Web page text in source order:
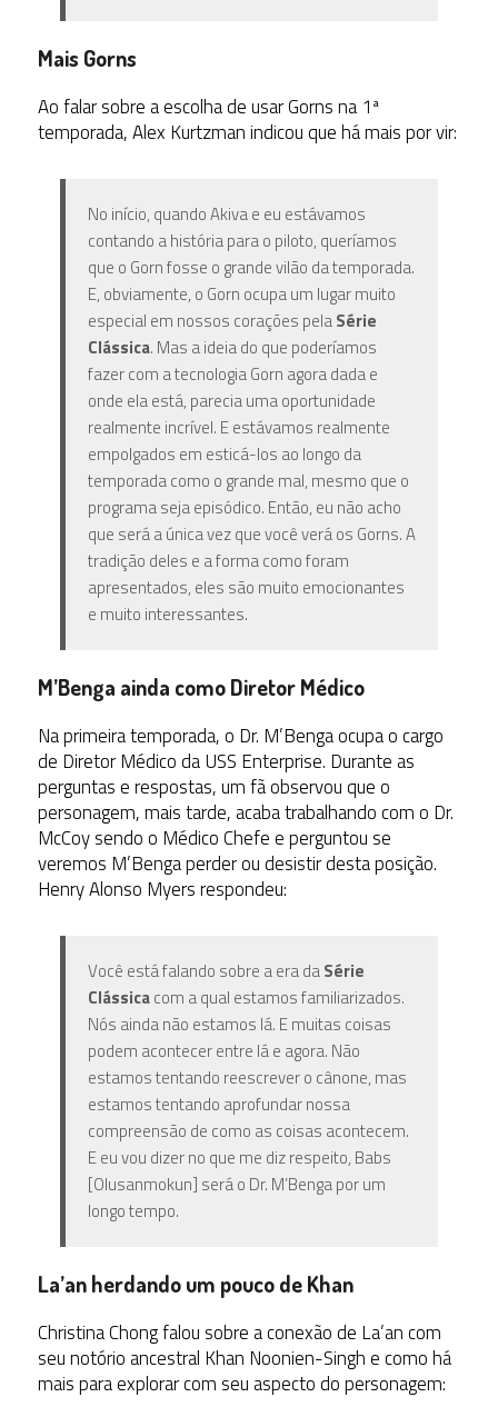
Mais Gorns
Ao falar sobre a escolha de usar Gorns na 1ª
temporada, Alex Kurtzman indicou que há mais por vir:
No início, quando Akiva e eu estávamos
contando a história para o piloto, queríamos
que o Gorn fosse o grande vilão da temporada.
E, obviamente, o Gorn ocupa um lugar muito
especial em nossos corações pelaSérie
Clássica. Mas a ideia do que poderíamos
fazer com a tecnologia Gorn agora dada e
onde ela está, parecia uma oportunidade
realmente incrível. E estávamos realmente
empolgados em esticá-los ao longo da
temporada como o grande mal, mesmo que o
programa seja episódico. Então, eu não acho
que será a única vez que você verá os Gorns. A
tradição deles e a forma como foram
apresentados, eles são muito emocionantes
e muito interessantes.
M’Benga ainda como Diretor Médico
Na primeira temporada, o Dr. M’Benga ocupa o cargo
de Diretor Médico da USS Enterprise. Durante as
perguntas e respostas, um fã observou que o
personagem, mais tarde, acaba trabalhando com o Dr.
McCoy sendo o Médico Chefe e perguntou se
veremos M’Benga perder ou desistir desta posição.
Henry Alonso Myers respondeu:
Você está falando sobre a era daSérie
Clássicacom a qual estamos familiarizados.
Nós ainda não estamos lá. E muitas coisas
podem acontecer entre lá e agora. Não
estamos tentando reescrever o cânone, mas
estamos tentando aprofundar nossa
compreensão de como as coisas acontecem.
E eu vou dizer no que me diz respeito, Babs
[Olusanmokun] será o Dr. M’Benga por um
longo tempo.
La’an herdando um pouco de Khan
Christina Chong falou sobre a conexão de La’an com
seu notório ancestral Khan Noonien-Singh e como há
mais para explorar com seu aspecto do personagem: